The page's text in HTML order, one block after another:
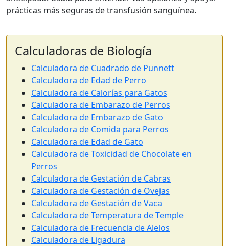
prácticas más seguras de transfusión sanguínea.
Calculadoras de Biología
Calculadora de Cuadrado de Punnett
Calculadora de Edad de Perro
Calculadora de Calorías para Gatos
Calculadora de Embarazo de Perros
Calculadora de Embarazo de Gato
Calculadora de Comida para Perros
Calculadora de Edad de Gato
Calculadora de Toxicidad de Chocolate en
Perros
Calculadora de Gestación de Cabras
Calculadora de Gestación de Ovejas
Calculadora de Gestación de Vaca
Calculadora de Temperatura de Temple
Calculadora de Frecuencia de Alelos
Calculadora de Ligadura